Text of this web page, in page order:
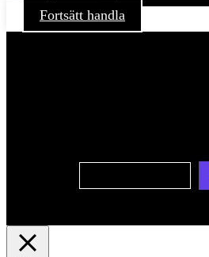
Fortsätt handla